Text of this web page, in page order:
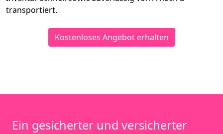
transportiert.
Kostenloses Angebot erhalten
Ein gesicherter und versicherter